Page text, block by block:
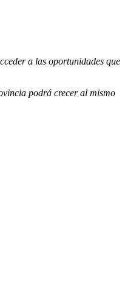
a las oportunidades que
podrá crecer al mismo